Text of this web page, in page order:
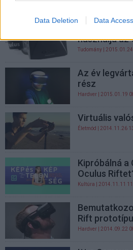
Data Deletion Data Access
használja az
Tudomány |
Az év
rész
Hardver | 2015.01.19
Virtuális
Életmód | 2014.11.26
Kipróbálná a
Oculus
Kultúra | 2014.11.11
Rift
Hardver | 2014.09.22